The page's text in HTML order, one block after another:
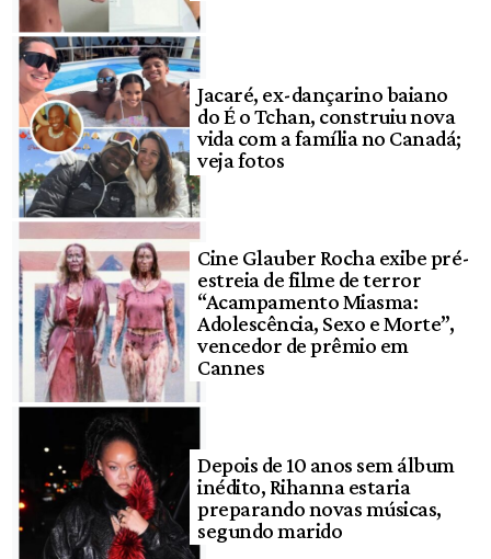
Jacaré, ex-dançarino baiano
do É o Tchan, construiu nova
vida com a família no Canadá;
veja fotos
Cine Glauber Rocha exibe pré-
estreia de filme de terror
“Acampamento Miasma:
Adolescência, Sexo e Morte”,
vencedor de prêmio em
Cannes
Depois de 10 anos sem álbum
inédito, Rihanna estaria
preparando novas músicas,
segundo marido